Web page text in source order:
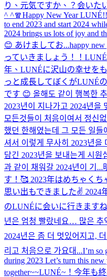
り、元気ですか、？会いた
^ ^🧣Happy New Year
to end 2023 and start 2024
2024 brings us lots of joy and
😊 あけましてお...happy
っていきましょう！！
年、LUNÉに沢山の幸せを
っと成長してぼくがLUNÉ
です 😊 올해도 같이 행복한
2023년이 지나가고 2024년을
모든것들이 처음이여서 정신
했던 한해였는데 그 모든 일들
셔서 이렇게 무사히 2023년을
담긴 2023년을 보내는게 시원
과 같이 채워갈 2024년이 기...
す！🥰 2023年はめちゃく
思い出もできました✌️ 2024
のLUNÉに会いに行きます
년은 엄청 빨랐네요… 많은 추
2024년은 좀 더 멋있어지고,
리고 처음으로 가요대...I’m so
during 2023 Let’s turn this
together~~LUNÉ~！今年も